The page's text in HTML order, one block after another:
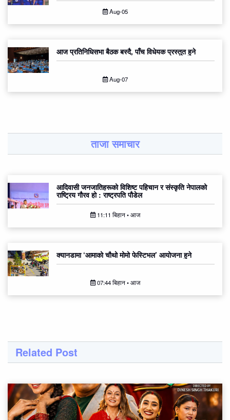
Aug-05
आज प्रतिनिधिसभा बैठक बस्दै, पाँच विधेयक प्रस्तुत हुने
Aug-07
ताजा समाचार
आदिवासी जनजातिहरूको विशिष्ट पहिचान र संस्कृति नेपालको
राष्ट्रिय गौरव हो : राष्ट्रपति पौडेल
11:11 बिहान • आज
क्यानडामा ‘आमाको चौथो मोमो फेस्टिभल’ आयोजना हुने
07:44 बिहान • आज
Related Post